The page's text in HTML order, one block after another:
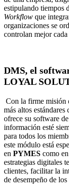
estipulando tiempos
Workflow que
organizaciones se
controlan mejor
DMS, el
LOYAL
Con la firme misión
más altos
ofrece su software de
información esté
para todos los
este módulo está
en PYMES como
estrategias digitales
clientes, facilitar la
de desempeño de